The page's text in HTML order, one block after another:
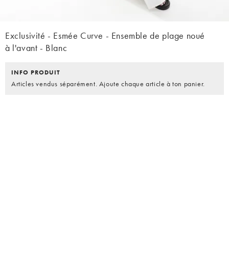
Exclusivité - Esmée Curve - Ensemble de plage noué
à l'avant - Blanc
INFO PRODUIT
Articles vendus séparément. Ajoute chaque article à ton panier.